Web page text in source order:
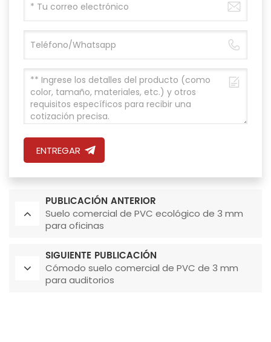
ENTREGAR
PUBLICACIÓN ANTERIOR
Suelo comercial de PVC ecológico de 3 mm
para oficinas
SIGUIENTE PUBLICACIÓN
Cómodo suelo comercial de PVC de 3 mm
para auditorios